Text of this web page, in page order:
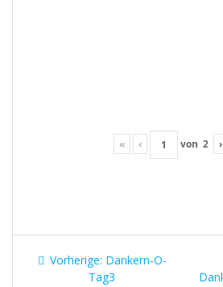
« ‹ von 2 ›
Vorherige: Vorheriger
Beitrag:
Dankern-O-
Tag3